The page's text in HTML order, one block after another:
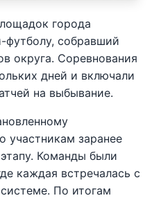
города
футболу, собравший
округа. Соревнования
дней и включали
на выбывание.
участникам заранее
Команды были
каждая встречалась с
По итогам